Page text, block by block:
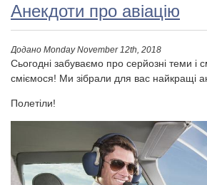
Анекдоти про авіацію
Додано Monday November 12th, 2018
Сьогодні забуваємо про серйозні теми і
сміємося! Ми зібрали для вас найкращі
Полетіли!